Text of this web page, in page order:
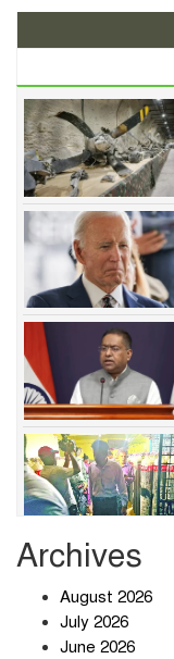
Archives
August 2026
July 2026
June 2026